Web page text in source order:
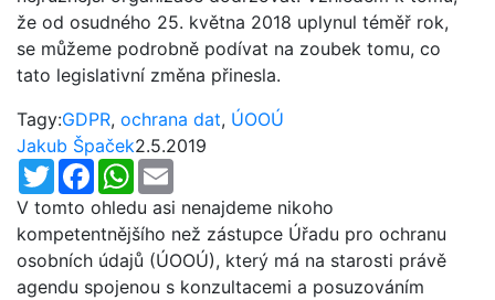
že od osudného 25. května 2018 uplynul téměř rok,
se můžeme podrobně podívat na zoubek tomu, co
tato legislativní změna přinesla.
Tagy:GDPR, ochrana dat, ÚOOÚ
Jakub Špaček2.5.2019
TwitterFacebookWhatsApp
V tomto ohledu asi nenajdeme nikoho
kompetentnějšího než zástupce Úřadu pro ochranu
osobních údajů (ÚOOÚ), který má na starosti právě
agendu spojenou s konzultacemi a posuzováním